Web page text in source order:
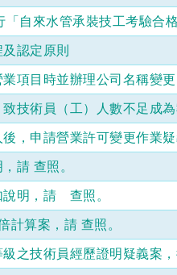
自來水管承裝技工考驗合
認定原則
項目時並辦理公司名稱變
術員（工）人數不足成
，申請營業許可變更作業疑
請 查照。
明，請 查照。
算案，請 查照。
之技術員經歷證明疑義案
記
證
之
自
來
水
管
承
裝
商
如
涉
有
喪
失
營
業
能